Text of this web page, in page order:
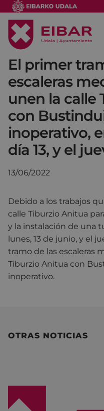
El primer
escaleras
unen la calle
con
inoperativo,
día 13, y el
13/06/2022
Debido a los trabajos
calle Tiburzio Anitua
y la instalación de una
lunes, 13 de junio, y el
tramo de las escaleras
Tiburzio Anitua con
inoperativo.
OTRAS NOTICIAS